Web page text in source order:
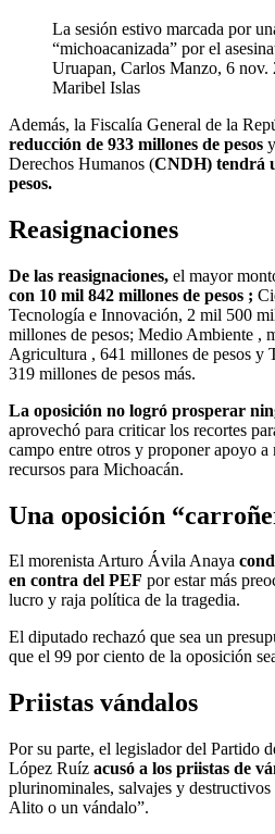
La sesión estivo marcada por
“michoacanizada” por el
Uruapan, Carlos Manzo, 6 nov.
Maribel Islas
Además, la Fiscalía General de la
reducción de 933 millones de pesos
Derechos Humanos (CNDH) tendrá
pesos.
Reasignaciones
De las reasignaciones, el mayor
con 10 mil 842 millones de pesos ;
Tecnología e Innovación, 2 mil 500
millones de pesos; Medio Ambiente ,
Agricultura , 641 millones de pesos y
319 millones de pesos más.
La oposición no logró prosperar
aprovechó para criticar los recortes
campo entre otros y proponer apoyo a
recursos para Michoacán.
Una oposición
El morenista Arturo Ávila Anaya
en contra del PEF por estar más
lucro y raja política de la tragedia.
El diputado rechazó que sea un
que el 99 por ciento de la oposición
Priistas vándalos
Por su parte, el legislador del Partido
López Ruíz acusó a los priistas de
plurinominales, salvajes y
Alito o un vándalo”.